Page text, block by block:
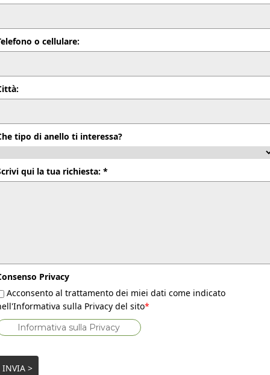
o cellulare:
tipo di anello ti interessa?
qui la tua richiesta: *
Privacy
Acconsento al trattamento dei miei dati come indicato
sulla Privacy del sito*
Informativa sulla Privacy
INVIA >